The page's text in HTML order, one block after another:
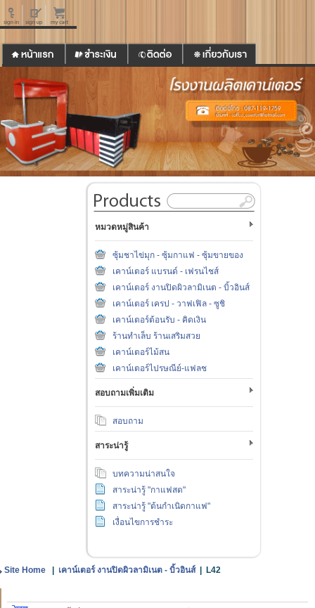
หมวดหมู่สินค้า
ซุ้มชาไข่มุก - ซุ้มกาแฟ - ซุ้มขายของ
เคาน์เตอร์ แบรนด์ - เฟรนไชส์
เคาน์เตอร์ งานปิดผิวลามิเนต - บิ้วอินส์
เคาน์เตอร์ เครป - วาฟเฟิล - ซูชิ
เคาน์เตอร์ต้อนรับ - คิดเงิน
ร้านทำเล็บ ร้านเสริมสวย
เคาน์เตอร์ไม้สน
เคาน์เตอร์ไปรษณีย์-แฟลช
สอบถามเพิ่มเติม
สอบถาม
สาระน่ารู้
บทความน่าสนใจ
สาระน่ารู้ "กาแฟสด"
สาระน่ารู้ "ต้นกำเนิดกาแฟ"
เงื่อนไขการชำระ
Site Home เคาน์เตอร์ งานปิดผิวลามิเนต - บิ้วอินส์| L42